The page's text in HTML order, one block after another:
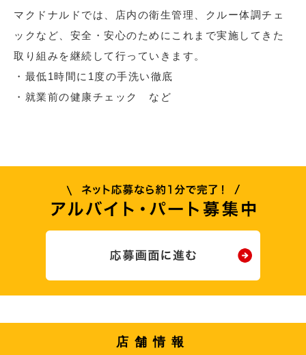
マクドナルドでは、店内の衛生管理、クルー体調チェ
ックなど、安全・安心のためにこれまで実施してきた
取り組みを継続して行っていきます。
・最低1時間に1度の手洗い徹底
・就業前の健康チェック など
店舗情報